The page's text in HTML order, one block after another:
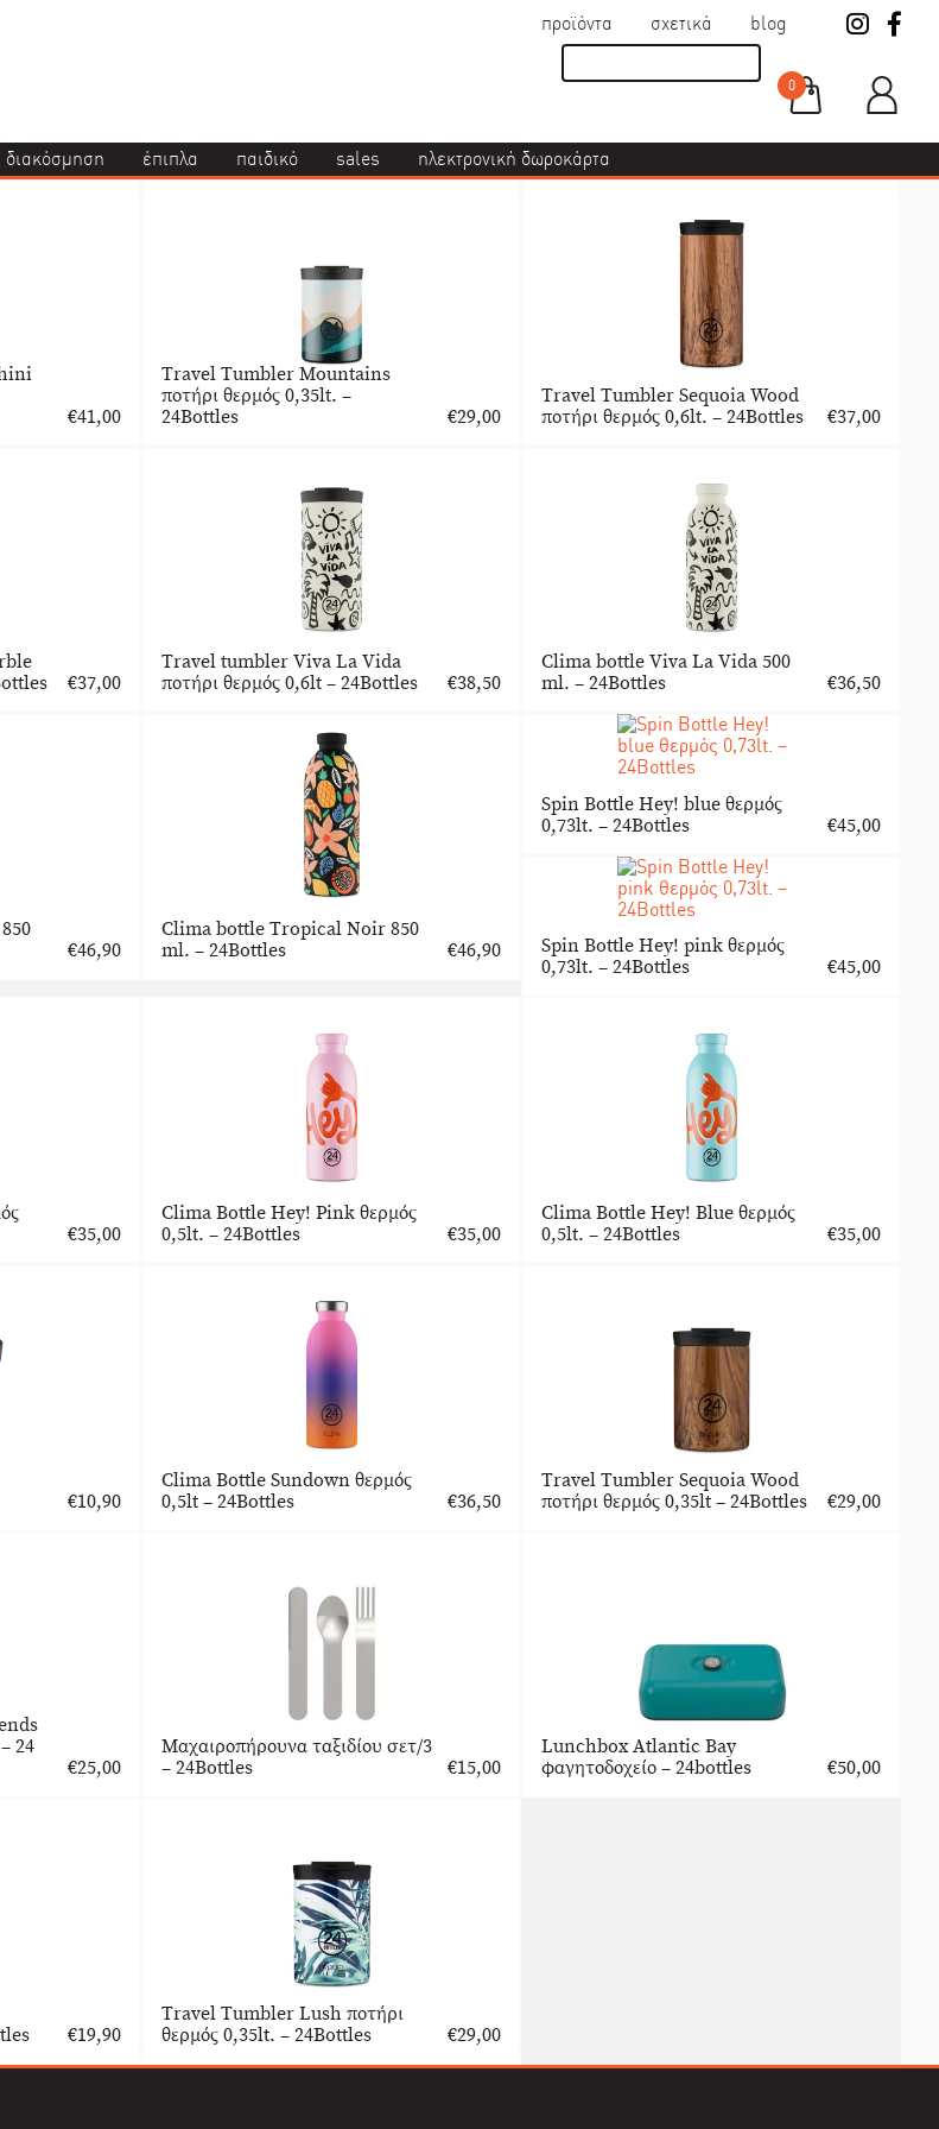
προϊόντα σχετικά blog
0
διακόσμηση έπιπλα παιδικό sales ηλεκτρονική δωροκάρτα
€41,00
Travel Tumbler Mountains
ποτήρι θερμός 0,35lt. –
24Bottles
€29,00
Travel Tumbler Sequoia Wood
ποτήρι θερμός 0,6lt. – 24Bottles
€37,00
€37,00
Travel tumbler Viva La Vida
ποτήρι θερμός 0,6lt – 24Bottles
€38,50
Clima bottle Viva La Vida 500
ml. – 24Bottles
€36,50
€46,90
Clima bottle Tropical Noir 850
ml. – 24Bottles
€46,90
Spin Bottle Hey! blue θερμός
0,73lt. – 24Bottles
€45,00
Spin Bottle Hey! pink θερμός
0,73lt. – 24Bottles
€45,00
€35,00
Clima Bottle Hey! Pink θερμός
0,5lt. – 24Bottles
€35,00
Clima Bottle Hey! Blue θερμός
0,5lt. – 24Bottles
€35,00
€10,90
Clima Bottle Sundown θερμός
0,5lt – 24Bottles
€36,50
Travel Tumbler Sequoia Wood
ποτήρι θερμός 0,35lt – 24Bottles
€29,00
24
€25,00
Μαχαιροπήρουνα ταξιδίου σετ/3
– 24Bottles
€15,00
Lunchbox Atlantic Bay
φαγητοδοχείο – 24bottles
€50,00
€19,90
Travel Tumbler Lush ποτήρι
θερμός 0,35lt. – 24Bottles
€29,00